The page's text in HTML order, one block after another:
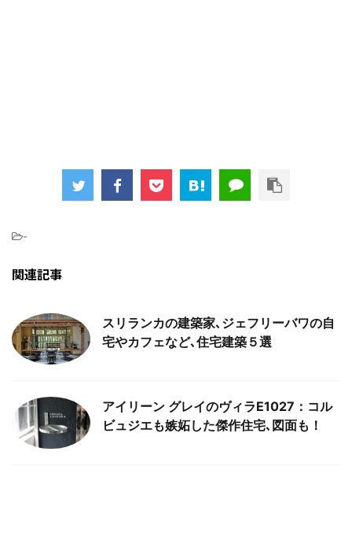
-
関連記事
スリランカの建築家､ジェフリーバワの自
宅やカフェなど､住宅建築５選
アイリーン グレイのヴィラE1027：コル
ビュジエも嫉妬した傑作住宅､図面も！